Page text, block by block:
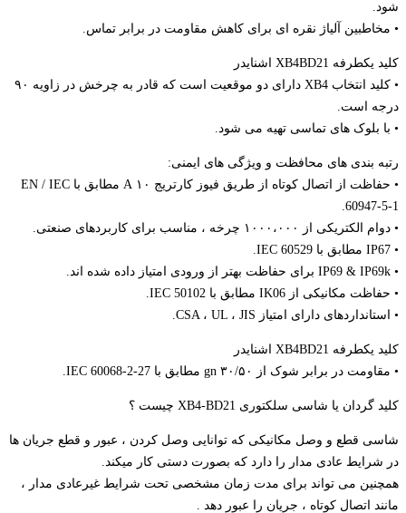
شود.
• مخاطبین آلیاژ نقره ای برای کاهش مقاومت در برابر تماس.
کلید یکطرفه XB4BD21 اشنایدر
• کلید انتخاب XB4 دارای دو موقعیت است که قادر به چرخش در زاویه ۹۰
درجه است.
• با بلوک های تماسی تهیه می شود.
رتبه بندی های محافظت و ویژگی های ایمنی:
• حفاظت از اتصال کوتاه از طریق فیوز کارتریج ۱۰ A مطابق با EN / IEC
60947-5-1.
• دوام الکتریکی از ۱۰۰۰،۰۰۰ چرخه ، مناسب برای کاربردهای صنعتی.
• IP67 مطابق با IEC 60529.
• IP69 & IP69k برای حفاظت بهتر از ورودی امتیاز داده شده اند.
• حفاظت مکانیکی از IK06 مطابق با IEC 50102.
• استانداردهای دارای امتیاز CSA ، UL ، JIS.
کلید یکطرفه XB4BD21 اشنایدر
• مقاومت در برابر شوک از ۳۰/۵۰ gn مطابق با IEC 60068-2-27.
کلید گردان یا شاسی سلکتوری XB4-BD21 چیست ؟
شاسی قطع و وصل مکانیکی که توانایی وصل کردن ، عبور و قطع جریان ها
در شرایط عادی مدار را دارد که بصورت دستی کار میکند.
همچنین می تواند برای مدت زمان مشخصی تحت شرایط غیرعادی مدار ،
مانند اتصال کوتاه ، جریان را عبور دهد .